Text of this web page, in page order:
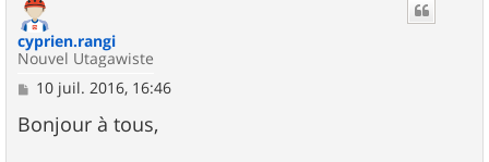
cyprien.rangi
Nouvel Utagawiste
M
s
s
10 juil. 2016, 16:46
Bonjour à tous,